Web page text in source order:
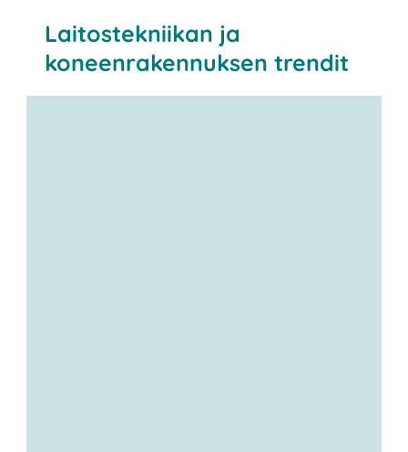
Laitostekniikan ja
koneenrakennuksen trendit